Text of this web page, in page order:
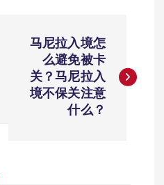
马尼拉入境怎
么避免被卡
关？马尼拉入
境不保关注意
什么？